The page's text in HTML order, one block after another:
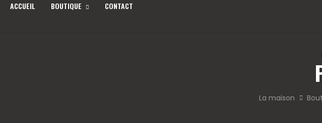
ACCUEIL BOUTIQUE CONTACT
La maison